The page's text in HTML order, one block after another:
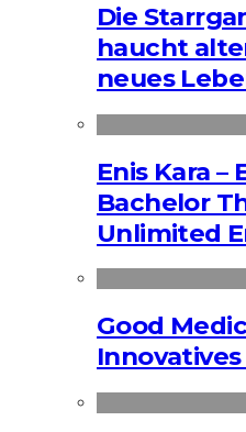
Die
haucht
neues
Enis Kara –
Bachelor
Unlimited
Good